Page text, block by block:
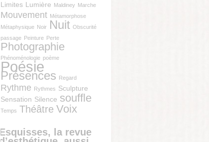
Limites Lumière Maldiney Marche
Mouvement Métamorphose
Métaphysique Noir Nuit Obscurité
passage Peinture Perte
Photographie
Phénoménologie poème
Poésie
Présences Regard
Rythme Rythmes Sculpture
Sensation Silence souffle
Temps Théâtre Voix
Esquisses, la revue